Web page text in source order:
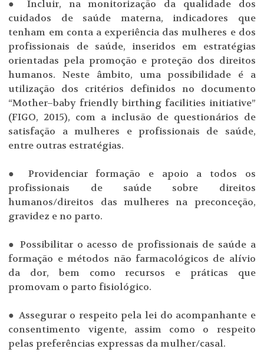
● Incluir, na monitorização da qualidade dos
cuidados de saúde materna, indicadores que
tenham em conta a experiência das mulheres e dos
profissionais de saúde, inseridos em estratégias
orientadas pela promoção e proteção dos direitos
humanos. Neste âmbito, uma possibilidade é a
utilização dos critérios definidos no documento
“Mother–baby friendly birthing facilities initiative”
(FIGO, 2015), com a inclusão de questionários de
satisfação a mulheres e profissionais de saúde,
entre outras estratégias.
● Providenciar formação e apoio a todos os
profissionais de saúde sobre direitos
humanos/direitos das mulheres na preconceção,
gravidez e no parto.
● Possibilitar o acesso de profissionais de saúde a
formação e métodos não farmacológicos de alívio
da dor, bem como recursos e práticas que
promovam o parto fisiológico.
● Assegurar o respeito pela lei do acompanhante e
consentimento vigente, assim como o respeito
pelas preferências expressas da mulher/casal.